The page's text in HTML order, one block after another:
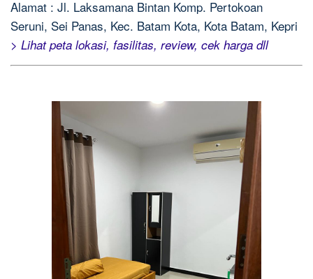
Alamat : Jl. Laksamana Bintan Komp. Pertokoan
Seruni, Sei Panas, Kec. Batam Kota, Kota Batam, Kepri
> Lihat peta lokasi, fasilitas, review, cek harga dll